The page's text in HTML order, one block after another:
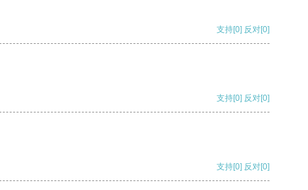
支持[0] 反对[0]
支持[0] 反对[0]
支持[0] 反对[0]